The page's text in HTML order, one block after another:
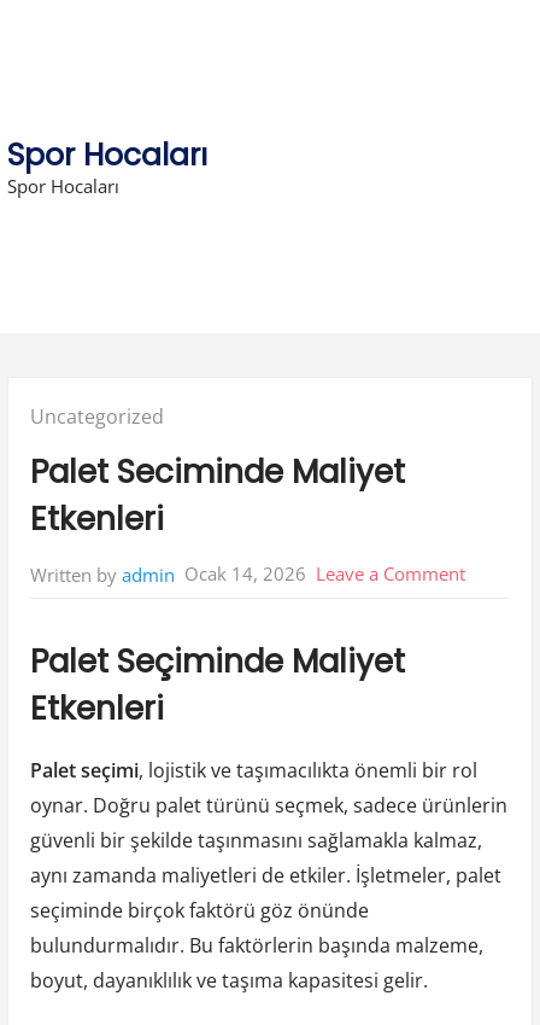
Spor Hocaları
Spor Hocaları
Posted
Uncategorized
Palet Seciminde Maliyet
Etkenleri
Written by admin Ocak 14, 2026 Leave a Commenton
Palet Seçiminde Maliyet
Etkenleri
Palet seçimi, lojistik ve taşımacılıkta önemli bir rol
oynar. Doğru palet türünü seçmek, sadece ürünlerin
güvenli bir şekilde taşınmasını sağlamakla kalmaz,
aynı zamanda maliyetleri de etkiler. İşletmeler, palet
seçiminde birçok faktörü göz önünde
bulundurmalıdır. Bu faktörlerin başında malzeme,
boyut, dayanıklılık ve taşıma kapasitesi gelir.